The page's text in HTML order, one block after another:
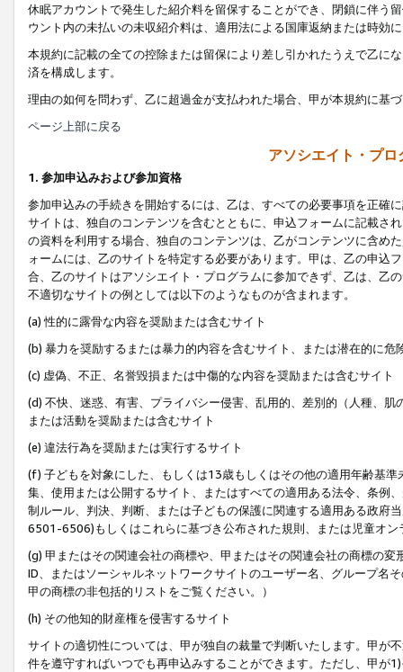
休眠アカウントで発生した紹介料を留保することができ、閉鎖に伴う
ウント内の未払いの未収紹介料は、適用法による国庫返納または時効
本規約に記載の全ての控除または留保により差し引かれたうえで乙に
済を構成します。
理由の如何を問わず、乙に超過金が支払われた場合、甲が本規約に基
ページ上部に戻る
アソシエイト・プ
1. 参加申込みおよび参加資格
参加申込みの手続きを開始するには、乙は、すべての必要事項を正確
サイトは、独自のコンテンツを含むとともに、申込フォームに記載さ
の資料を利用する場合、独自のコンテンツは、乙がコンテンツに含め
ォームには、乙のサイトを特定する必要があります。甲は、乙の申込
合、乙のサイトはアソシエイト・プログラムに参加できず、乙は、乙
不適切なサイトの例としては以下のようなものが含まれます。
(a) 性的に露骨な内容を奨励または含むサイト
(b) 暴力を奨励するまたは暴力的内容を含むサイト、または潜在的に
(c) 虚偽、不正、名誉毀損または中傷的な内容を奨励または含むサイト
(d) 不快、迷惑、有害、プライバシー侵害、乱用的、差別的（人種、
または活動を奨励または含むサイト
(e) 違法行為を奨励または実行するサイト
(f) 子どもを対象にした、もしくは13歳もしくはその他の適用年齢基
集、使用または公開するサイト、またはすべての適用ある法令、条例
制ルール、判決、判断、または子どもの保護に関連する適用ある政府
6501-6506)もしくはこれらに基づき公布された規則、または児童オン
(g) 甲またはその関連会社の商標や、甲またはその関連会社の商標の
ID、またはソーシャルネットワークサイトのユーザー名、グループ名
甲の商標の非包括的リストをご覧ください。）
(h) その他知的財産権を侵害するサイト
サイトの適切性については、甲が独自の裁量で判断いたします。甲が
件を遵守すればいつでも再申込みすることができます。ただし、甲が